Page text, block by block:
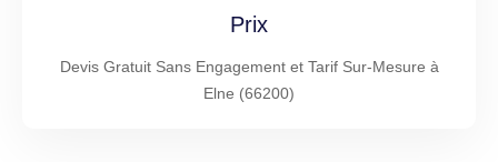
Prix
Devis Gratuit Sans Engagement et Tarif Sur-Mesure à
Elne (66200)